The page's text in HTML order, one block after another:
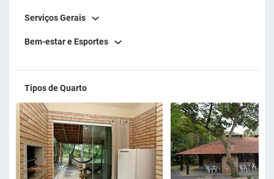
Serviços Gerais
Bem-estar e Esportes
Tipos de Quarto